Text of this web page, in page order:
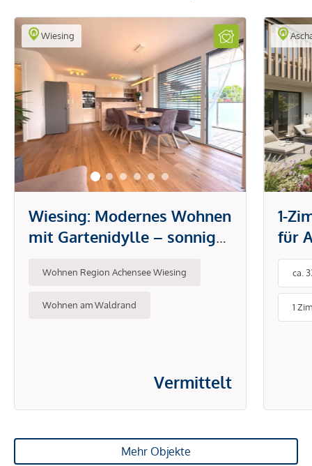
Wiesing
Wiesing: Modernes Wohnen
mit Gartenidylle – sonnige
verkaufen
Wohnen Region Achensee Wiesing
Wohnen am Waldrand
Vermittelt
1-
für
ca.
1
Mehr Objekte